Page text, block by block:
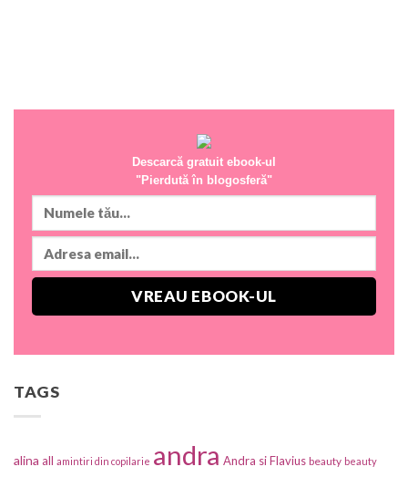
Descarcă gratuit ebook-ul
"Pierdută în blogosferă"
TAGS
alina all amintiri din copilarie andra Andra si Flavius beauty beauty